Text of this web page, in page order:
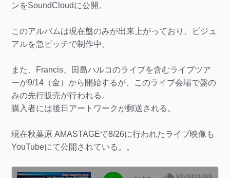
ンをSoundCloudに公開。
このアルバムは現在盤のみが出来上がっており、ビジュ
アルを急ピッチで制作中。
また、Francis、田島ハルコのライブを含むライブツア
ーが9/14（金）から開始するが、このライブ会場で盤の
みの先行販売が行われる。
購入者には後日アートワークが郵送される。
現在秋葉原 AMASTAGEで8/26に行われたライブ映像も
YouTubeにて公開されている。。